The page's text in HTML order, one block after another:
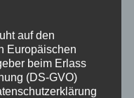
auf den
Europäischen
beim Erlass
(DS-GVO)